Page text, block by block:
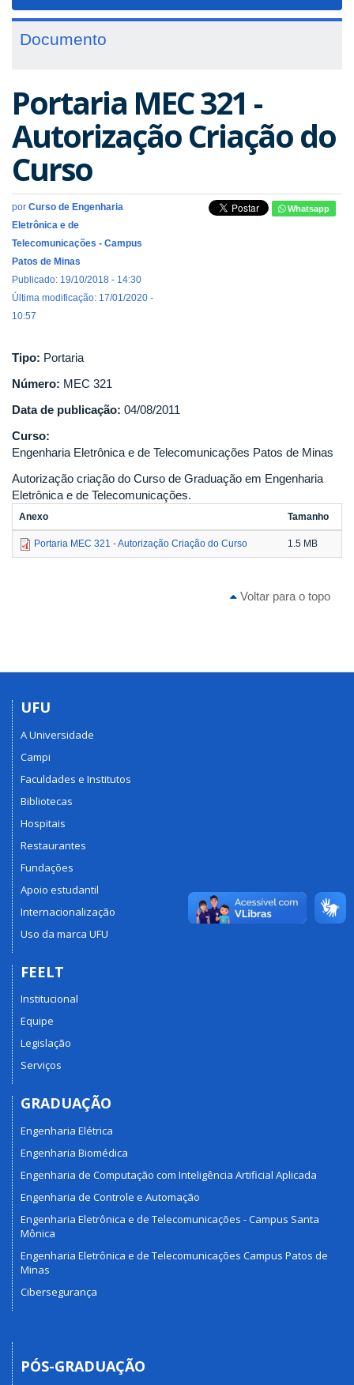
Documento
Portaria MEC 321 -
Autorização Criação do
Curso
por Curso de Engenharia
Eletrônica e de
Telecomunicações - Campus
Patos de Minas
Publicado: 19/10/2018 - 14:30
Última modificação: 17/01/2020 -
10:57
Whatsapp
Tipo: Portaria
Número: MEC 321
Data de publicação: 04/08/2011
Curso:
Engenharia Eletrônica e de Telecomunicações Patos de Minas
Autorização criação do Curso de Graduação em Engenharia
Eletrônica e de Telecomunicações.
Anexo Tamanho
Portaria MEC 321 - Autorização Criação do Curso 1.5 MB
Voltar para o topo
UFU
A Universidade
Campi
Faculdades e Institutos
Bibliotecas
Hospitais
Restaurantes
Fundações
Apoio estudantil
Internacionalização
Uso da marca UFU
FEELT
Institucional
Equipe
Legislação
Serviços
GRADUAÇÃO
Engenharia Elétrica
Engenharia Biomédica
Engenharia de Computação com Inteligência Artificial Aplicada
Engenharia de Controle e Automação
Engenharia Eletrônica e de Telecomunicações - Campus Santa
Mônica
Engenharia Eletrônica e de Telecomunicações Campus Patos de
Minas
Cibersegurança
PÓS-GRADUAÇÃO